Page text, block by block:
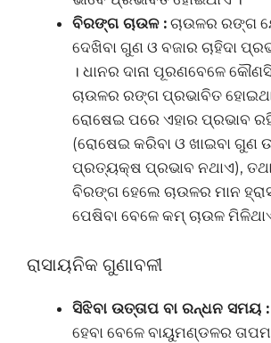
ବିରଙ୍ଗ ଚାଉଳ : ଚାଉଳର ରଙ୍ଗ
ଦେଖିବା ଗୁଣ ଓ ବଜାର ଚାହିଦା
। ଧାନର ଦାନା ପୂରଣବେଳେ
ଚାଉଳର ରଙ୍ଗ ପ୍ରଭାବିତ
ରୋଷେଇ ପରେ ଏହାର ପ୍ରଭାବ
(ରୋଷେଇ କରିବା ଓ ଖାଇବା ଗୁଣ
ପ୍ରତ୍ୟକ୍ଷ ପ୍ରଭାବ ନଥାଏ),
ବିରଙ୍ଗ ହେଲେ ଚାଉଳର ମାନ
ପେଷିବା ବେଳେ କମ୍ ଚାଉଳ
ରାସାୟନିକ ଗୁଣାବଳୀ
ସିଝିବା ଉତ୍ତାପ ବା ରନ୍ଧନ ସମୟ :
ହେବା ବେଳେ ବାୟୁମଣ୍ଡଳର